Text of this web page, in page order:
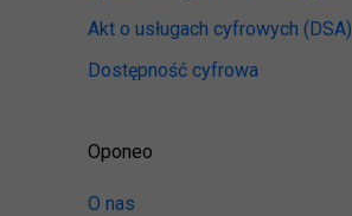
Akt o usługach cyfrowych (DSA)
Dostępność cyfrowa
Oponeo
O nas